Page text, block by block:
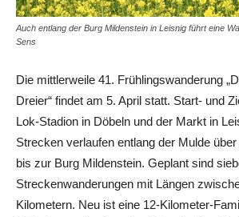
Auch entlang der Burg Mildenstein in Leisnig führt eine
Sens
Die mittlerweile 41. Frühlingswanderung
Dreier“ findet am 5. April statt. Start- und
Lok-Stadion in Döbeln und der Markt in
Strecken verlaufen entlang der Mulde
bis zur Burg Mildenstein. Geplant sind
Streckenwanderungen mit Längen
Kilometern. Neu ist eine 12-Kilometer-